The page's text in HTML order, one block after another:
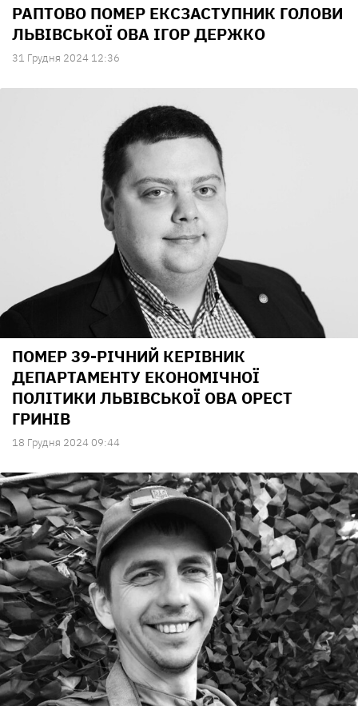
РАПТОВО ПОМЕР ЕКСЗАСТУПНИК ГОЛОВИ
ЛЬВІВСЬКОЇ ОВА ІГОР ДЕРЖКО
31 Грудня 2024 12:36
ПОМЕР 39-РІЧНИЙ КЕРІВНИК
ДЕПАРТАМЕНТУ ЕКОНОМІЧНОЇ
ПОЛІТИКИ ЛЬВІВСЬКОЇ ОВА ОРЕСТ
ГРИНІВ
18 Грудня 2024 09:44